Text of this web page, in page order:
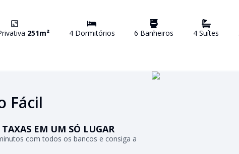
251m² 4Dormitórios 6 Banheiros 4 Suítes
Fácil
EM UM SÓ LUGAR
com todos os bancos e consiga a